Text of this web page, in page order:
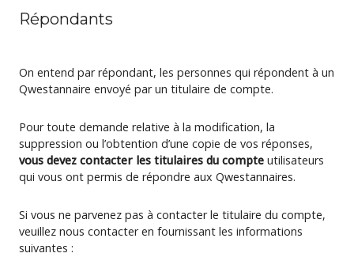
Répondants
On entend par répondant, les personnes qui répondent à un
Qwestannaire envoyé par un titulaire de compte.
Pour toute demande relative à la modification, la
suppression ou l’obtention d’une copie de vos réponses,
vous devez contacter les titulaires du compte utilisateurs
qui vous ont permis de répondre aux Qwestannaires.
Si vous ne parvenez pas à contacter le titulaire du compte,
veuillez nous contacter en fournissant les informations
suivantes :